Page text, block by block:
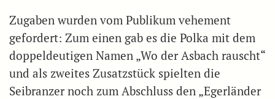
Zugaben wurden vom Publikum vehement
gefordert: Zum einen gab es die Polka mit dem
doppeldeutigen Namen „Wo der Asbach rauscht“
und als zweites Zusatzstück spielten die
Seibranzer noch zum Abschluss den „Egerländer